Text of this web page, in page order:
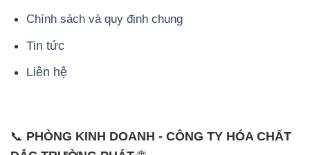
Chính sách và quy định chung
Tin tức
Liên hệ
📞 PHÒNG KINH DOANH - CÔNG TY HÓA CHẤT